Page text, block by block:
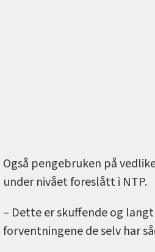
Også pengebruken på
under nivået foreslått i NTP.
– Dette er skuffende og
forventningene de selv har